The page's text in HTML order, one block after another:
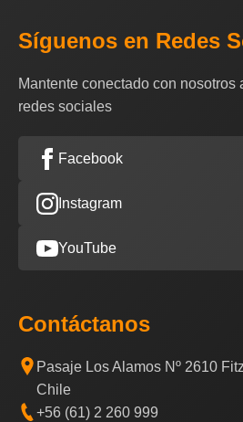
Síguenos en Redes
Mantente conectado con nosotros
redes sociales
Facebook
Instagram
YouTube
Contáctanos
Pasaje Los Alamos Nº 2610
Chile
+56 (61) 2 260 999